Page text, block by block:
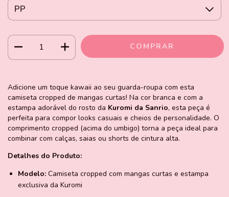
Adicione um toque kawaii ao seu guarda-roupa com esta
camiseta cropped de mangas curtas! Na cor branca e com a
estampa adorável do rosto da Kuromi da Sanrio, esta peça é
perfeita para compor looks casuais e cheios de personalidade. O
comprimento cropped (acima do umbigo) torna a peça ideal para
combinar com calças, saias ou shorts de cintura alta.
Detalhes do Produto:
Modelo: Camiseta cropped com mangas curtas e estampa
exclusiva da Kuromi